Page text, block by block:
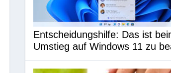
Entscheidungshilfe: Das ist
Umstieg auf Windows 11 zu